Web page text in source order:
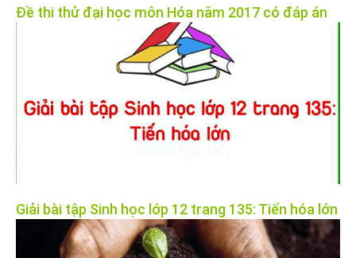
Đề thi thử đại học môn Hóa năm 2017 có đáp án
Giải bài tập Sinh học lớp 12 trang 135: Tiến hóa lớn